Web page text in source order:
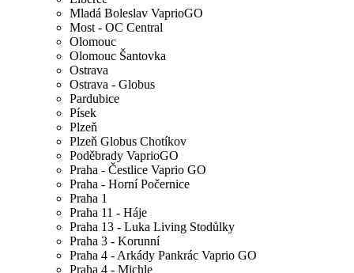
Mladá Boleslav VaprioGO
Most - OC Central
Olomouc
Olomouc Šantovka
Ostrava
Ostrava - Globus
Pardubice
Písek
Plzeň
Plzeň Globus Chotíkov
Poděbrady VaprioGO
Praha - Čestlice Vaprio GO
Praha - Horní Počernice
Praha 1
Praha 11 - Háje
Praha 13 - Luka Living Stodůlky
Praha 3 - Korunní
Praha 4 - Arkády Pankrác Vaprio GO
Praha 4 - Michle